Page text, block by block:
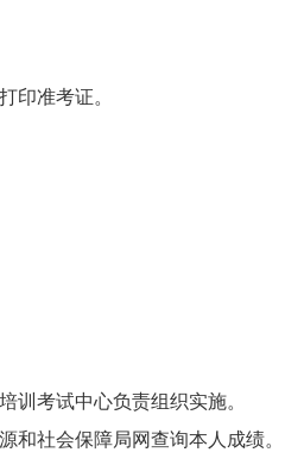
印准考证。
训考试中心负责组织实施。
和社会保障局网查询本人成绩。